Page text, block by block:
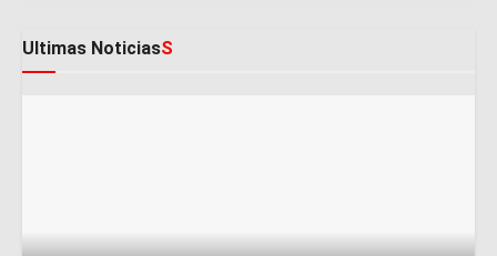
Ultimas NoticiasS